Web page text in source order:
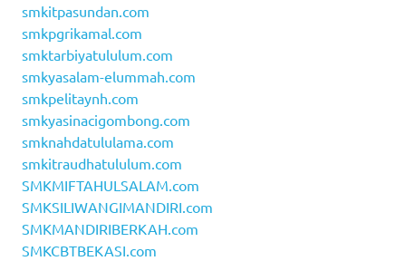
smkitpasundan.com
smkpgrikamal.com
smktarbiyatululum.com
smkyasalam-elummah.com
smkpelitaynh.com
smkyasinacigombong.com
smknahdatululama.com
smkitraudhatululum.com
SMKMIFTAHULSALAM.com
SMKSILIWANGIMANDIRI.com
SMKMANDIRIBERKAH.com
SMKCBTBEKASI.com